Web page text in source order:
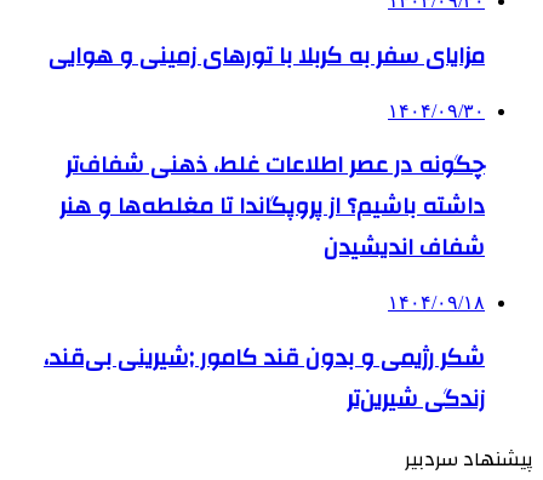
مزایای سفر به کربلا با تورهای زمینی و هوایی
۱۴۰۴/۰۹/۳۰
چگونه در عصر اطلاعات غلط، ذهنی شفاف‌تر
داشته باشیم؟ از پروپگاندا تا مغلطه‌ها و هنر
شفاف اندیشیدن
۱۴۰۴/۰۹/۱۸
شکر رژیمی و بدون قند کامور ;شیرینی بی‌قند،
زندگی شیرین‌تر
پیشنهاد سردبیر